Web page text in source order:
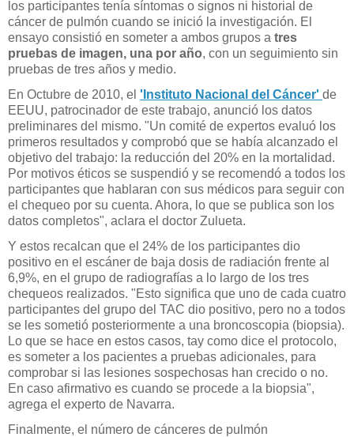
los participantes tenía síntomas o signos ni historial de
cáncer de pulmón cuando se inició la investigación. El
ensayo consistió en someter a ambos grupos a tres
pruebas de imagen, una por año, con un seguimiento sin
pruebas de tres años y medio.
En Octubre de 2010, el 'Instituto Nacional del Cáncer' de
EEUU, patrocinador de este trabajo, anunció los datos
preliminares del mismo. "Un comité de expertos evaluó los
primeros resultados y comprobó que se había alcanzado el
objetivo del trabajo: la reducción del 20% en la mortalidad.
Por motivos éticos se suspendió y se recomendó a todos los
participantes que hablaran con sus médicos para seguir con
el chequeo por su cuenta. Ahora, lo que se publica son los
datos completos", aclara el doctor Zulueta.
Y estos recalcan que el 24% de los participantes dio
positivo en el escáner de baja dosis de radiación frente al
6,9%, en el grupo de radiografías a lo largo de los tres
chequeos realizados. "Esto significa que uno de cada cuatro
participantes del grupo del TAC dio positivo, pero no a todos
se les sometió posteriormente a una broncoscopia (biopsia).
Lo que se hace en estos casos, tay como dice el protocolo,
es someter a los pacientes a pruebas adicionales, para
comprobar si las lesiones sospechosas han crecido o no.
En caso afirmativo es cuando se procede a la biopsia",
agrega el experto de Navarra.
Finalmente, el número de cánceres de pulmón